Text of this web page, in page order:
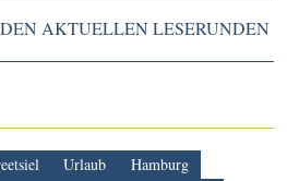
AKTUELLEN LESERUNDEN
Urlaub
Hamburg